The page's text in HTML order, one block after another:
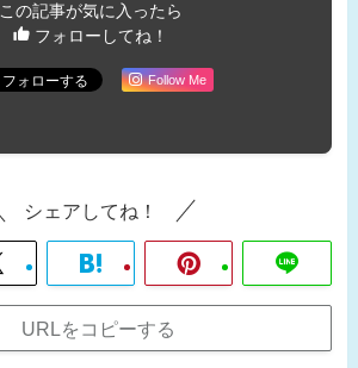
この記事が気に入ったら
フォローしてね！
Follow Me
シェアしてね！
URLをコピーする